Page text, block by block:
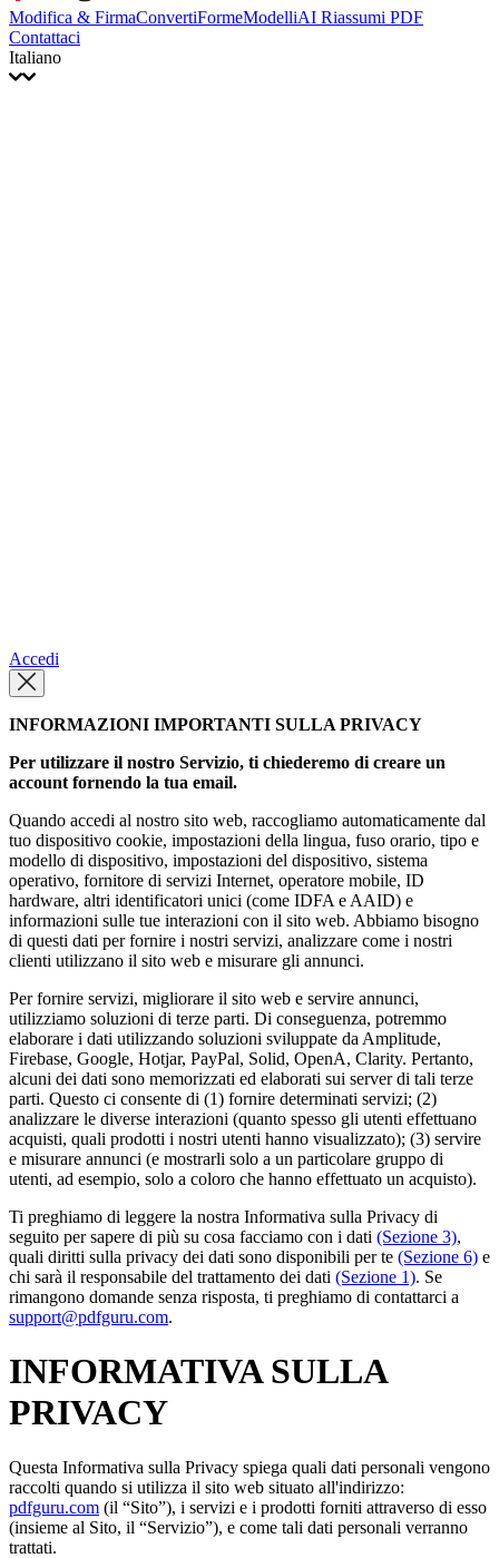
Modifica & FirmaConvertiFormeModelliAI Riassumi PDF
Contattaci
Italiano
Accedi
INFORMAZIONI IMPORTANTI SULLA PRIVACY
Per utilizzare il nostro Servizio, ti chiederemo di creare un
account fornendo la tua email.
Quando accedi al nostro sito web, raccogliamo automaticamente dal
tuo dispositivo cookie, impostazioni della lingua, fuso orario, tipo e
modello di dispositivo, impostazioni del dispositivo, sistema
operativo, fornitore di servizi Internet, operatore mobile, ID
hardware, altri identificatori unici (come IDFA e AAID) e
informazioni sulle tue interazioni con il sito web. Abbiamo bisogno
di questi dati per fornire i nostri servizi, analizzare come i nostri
clienti utilizzano il sito web e misurare gli annunci.
Per fornire servizi, migliorare il sito web e servire annunci,
utilizziamo soluzioni di terze parti. Di conseguenza, potremmo
elaborare i dati utilizzando soluzioni sviluppate da Amplitude,
Firebase, Google, Hotjar, PayPal, Solid, OpenA, Clarity. Pertanto,
alcuni dei dati sono memorizzati ed elaborati sui server di tali terze
parti. Questo ci consente di (1) fornire determinati servizi; (2)
analizzare le diverse interazioni (quanto spesso gli utenti effettuano
acquisti, quali prodotti i nostri utenti hanno visualizzato); (3) servire
e misurare annunci (e mostrarli solo a un particolare gruppo di
utenti, ad esempio, solo a coloro che hanno effettuato un acquisto).
Ti preghiamo di leggere la nostra Informativa sulla Privacy di
seguito per sapere di più su cosa facciamo con i dati (Sezione 3),
quali diritti sulla privacy dei dati sono disponibili per te (Sezione 6) e
chi sarà il responsabile del trattamento dei dati (Sezione 1). Se
rimangono domande senza risposta, ti preghiamo di contattarci a
support@pdfguru.com.
INFORMATIVA SULLA
PRIVACY
Questa Informativa sulla Privacy spiega quali dati personali vengono
raccolti quando si utilizza il sito web situato all'indirizzo:
pdfguru.com (il “Sito”), i servizi e i prodotti forniti attraverso di esso
(insieme al Sito, il “Servizio”), e come tali dati personali verranno
trattati.